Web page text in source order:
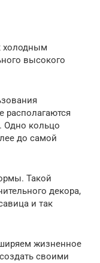
холодным
высокого
располагаются
Одно кольцо
до самой
Такой
декора,
и так
жизненное
своими